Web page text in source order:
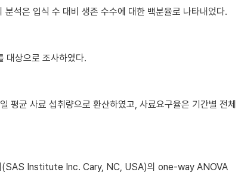
석은 입식 수 대비 생존 수수에 대한 백분율로 나타내었다.
대상으로 조사하였다.
평균 사료 섭취량으로 환산하였고, 사료요구율은 기간별 전체
(SAS Institute Inc. Cary, NC, USA)의 one-way ANOVA